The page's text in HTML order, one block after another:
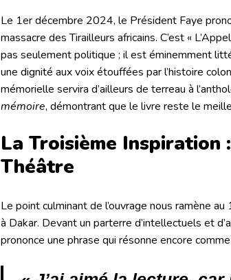
Le 1er décembre 2024, le Président Faye
massacre des Tirailleurs africains. C’est «
pas seulement politique ; il est éminemment
une dignité aux voix étouffées par l’histoire
mémorielle servira d’ailleurs de terreau à
mémoire, démontrant que le livre reste le
La Troisième Inspiration
Théâtre
Le point culminant de l’ouvrage nous ramène
à Dakar. Devant un parterre d’intellectuels et
prononce une phrase qui résonne encore